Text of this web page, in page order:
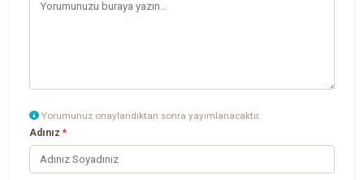
Yorumunuz onaylandıktan sonra yayımlanacaktır.
Adınız*